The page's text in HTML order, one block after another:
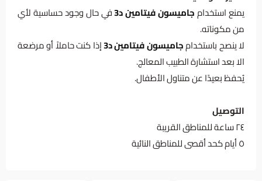
يمنع استخدامجاميسون فيتامين د3 في حال وجود حساسية لأي
من مكوناته.
لا ينصح باستخدامجاميسون فيتامين د3 إذا كنت حاملاً أو مرضعة
الا بعد استشارة الطبيب المعالج.
يُحفظ بعيدًا عن متناول الأطفال.
التوصيل
٢٤ ساعة للمناطق القريبة
٥ أيام كحد أقصى للمناطق النائية